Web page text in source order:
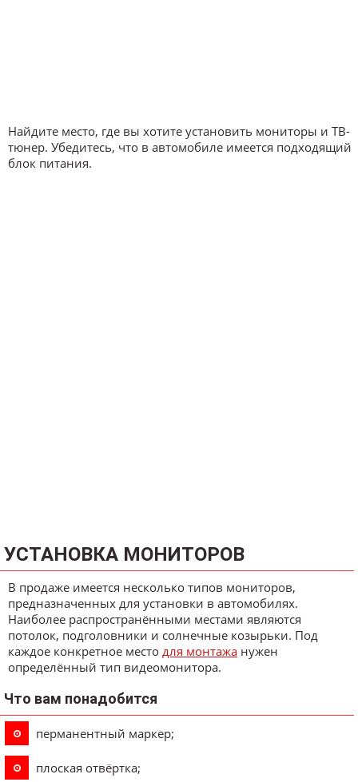
Найдите место, где вы хотите установить мониторы и ТВ-
тюнер. Убедитесь, что в автомобиле имеется подходящий
блок питания.
УСТАНОВКА МОНИТОРОВ
В продаже имеется несколько типов мониторов,
предназначенных для установки в автомобилях.
Наиболее распространёнными местами являются
потолок, подголовники и солнечные козырьки. Под
каждое конкретное место для монтажа нужен
определённый тип видеомонитора.
Что вам понадобится
перманентный маркер;
плоская отвёртка;